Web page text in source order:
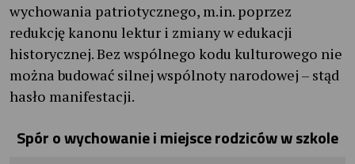
wychowania patriotycznego, m.in. poprzez
redukcję kanonu lektur i zmiany w edukacji
historycznej. Bez wspólnego kodu kulturowego nie
można budować silnej wspólnoty narodowej – stąd
hasło manifestacji.
Spór o wychowanie i miejsce rodziców w szkole